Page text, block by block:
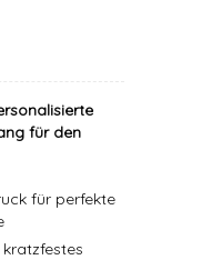
für den
für perfekte